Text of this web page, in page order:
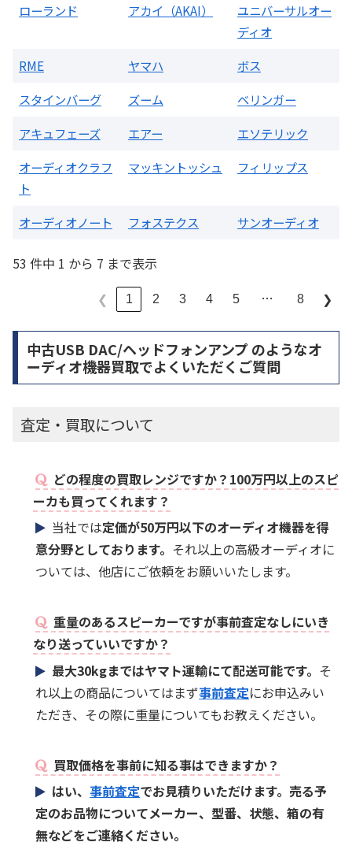
ローランド
アカイ（AKAI）
ユニバーサルオー
ディオ
RME
ヤマハ
ボス
スタインバーグ
ズーム
ベリンガー
アキュフェーズ
エアー
エソテリック
オーディオクラフ
ト
マッキントッシュ フィリップス
オーディオノート フォステクス サンオーディオ
53 件中 1 から 7 まで表示
❮ 1 2 3 4 5 … 8 ❯
中古USB DAC/ヘッドフォンアンプ のようなオ
ーディオ機器買取でよくいただくご質問
査定・買取について
どの程度の買取レンジですか？100万円以上のスピ
ーカも買ってくれます？
当社では定価が50万円以下のオーディオ機器を得
意分野としております。 それ以上の高級オーディオに
ついては、他店にご依頼をお願いいたします。
重量のあるスピーカーですが事前査定なしにいき
なり送っていいですか？
最大30kgまではヤマト運輸にて配送可能です。 そ
れ以上の商品についてはまず事前査定にお申込みい
ただき、その際に重量についてもお教えください。
買取価格を事前に知る事はできますか？
はい、事前査定でお見積りいただけます。売る予
定のお品物についてメーカー、型番、状態、箱の有
無などをご連絡ください。